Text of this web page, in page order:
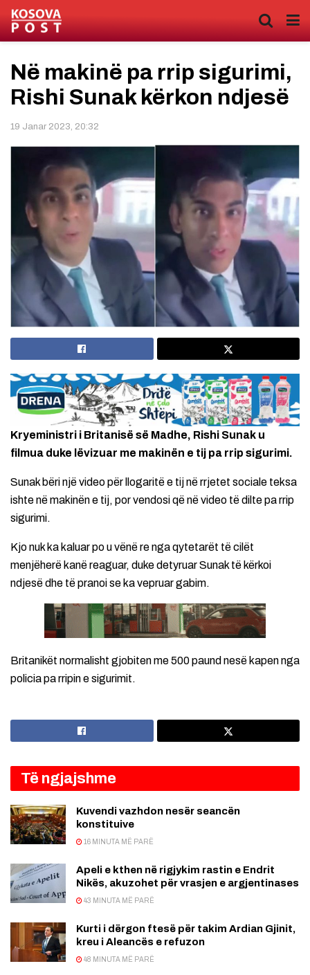
Në makinë pa rrip sigurimi,
Rishi Sunak kërkon ndjesë
19 Janar 2023, 20:32
Kryeministri i Britanisë së Madhe, Rishi Sunak u
filmua duke lëvizuar me makinën e tij pa rrip sigurimi.
Sunak bëri një video për llogaritë e tij në rrjetet sociale teksa
ishte në makinën e tij, por vendosi që në video të dilte pa rrip
sigurimi.
Kjo nuk ka kaluar po u vënë re nga qytetarët të cilët
menjëherë kanë reaguar, duke detyruar Sunak të kërkoi
ndjesë dhe të pranoi se ka vepruar gabim.
Britanikët normalisht gjobiten me 500 paund nesë kapen nga
policia pa rripin e sigurimit.
Të ngjajshme
Kuvendi vazhdon nesër seancën
konstituive
16 MINUTA MË PARË
Apeli e kthen në rigjykim rastin e Endrit
Nikës, akuzohet për vrasjen e argjentinases
43 MINUTA MË PARË
Kurti i dërgon ftesë për takim Ardian Gjinit,
kreu i Aleancës e refuzon
48 MINUTA MË PARË